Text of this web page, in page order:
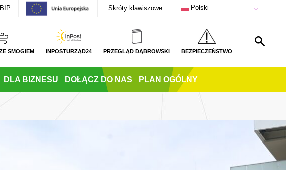
czcionki
BIP Skróty klawiszowe Polski
SMOGIEM INPOSTURZĄD24 PRZEGLĄD DĄBROWSKI BEZPIECZEŃSTWO
DLA BIZNESU DOŁĄCZ DO NAS PLAN OGÓLNY